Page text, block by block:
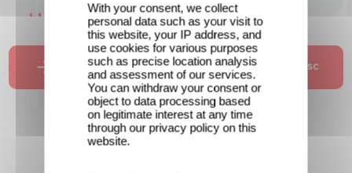
Une date de sortie pour le nouveau
film de Franck Dubosc
Un savoir plus sur le nouveau film de Franck Dubosc
With your consent, we collect
personal data such as your visit to
this website, your IP address, and
use cookies for various purposes
such as precise location analysis
and assessment of our services.
You can withdraw your consent or
object to data processing based
on legitimate interest at any time
through our privacy policy on this
website.